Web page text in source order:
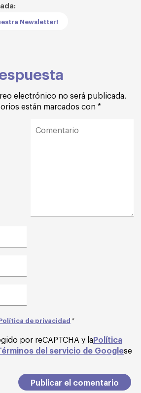
Newsletter!
electrónico no será publicada.
están marcados con *
de privacidad *
por reCAPTCHA y laPolítica
del servicio de Googlese